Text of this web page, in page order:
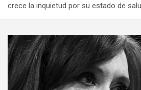
crece la inquietud por su estado de